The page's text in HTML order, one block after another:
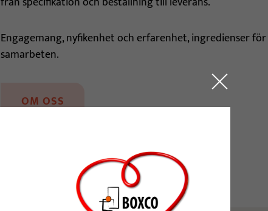
Engagemang, nyfikenhet och erfarenhet, ingredienser
samarbeten.
OM OSS